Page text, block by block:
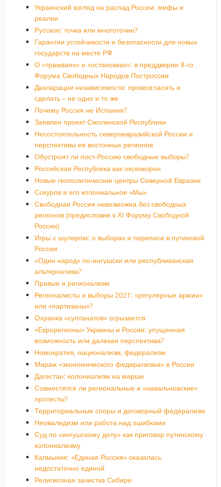
Украинский взгляд на распад России: мифы и
реалии
Русское: точка или многоточие?
Гарантии устойчивости и безопасности для новых
государств на месте РФ
О «трамваях» и «остановках»: в преддверии 8-го
Форума Свободных Народов Построссии
Декларации независимости: провозгласить и
сделать – не одно и то же
Почему Россия не Испания?
Заявлен проект Смоленской Республики
Несостоятельность североевразийской России и
перспективы ее восточных регионов
Обустроят ли пост-Россию свободные выборы?
Российская Республика как оксюморон
Новые геополитические центры Северной Евразии
Сокуров и его колониальное «Мы»
Свободная Россия невозможна без свободных
регионов (предисловие к ХI Форуму Свободной
России)
Игры с шулером: о выборах и переписи в путинской
России
«Один народ» по-ингушски или республиканская
альтернатива?
Правые и регионализм
Регионалисты и выборы 2021: «регулярные армии»
или «партизаны»?
Охранка «султанатов» огрызается
«Еврорегионы» Украины и России: упущенная
возможность или далекая перспектива?
Номократия, национализм, федерализм
Мираж «экономического федерализма» в России
Дагестан: колониализм на марше
Совместятся ли региональные и «навальновские»
протесты?
Территориальные споры и договорный федерализм
Неовалидизм или работа над ошибками
Суд по «ингушскому делу» как приговор путинскому
колониализму
Калмыкия: «Единая Россия» оказалась
недостаточно единой
Религиозная зачистка Сибири